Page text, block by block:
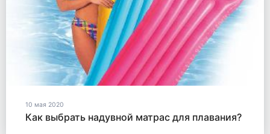
10 мая 2020
Как выбрать надувной матрас для плавания?